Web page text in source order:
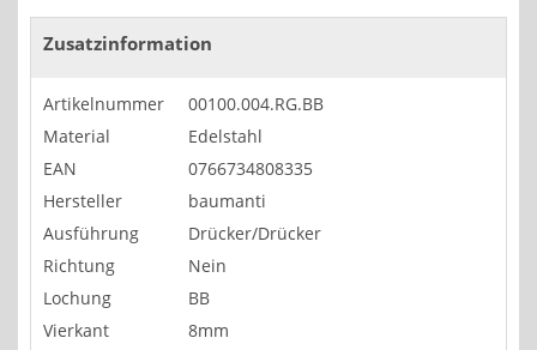
Zusatzinformation
Artikelnummer
00100.004.RG.BB
Material
Edelstahl
EAN
0766734808335
Hersteller
baumanti
Ausführung
Drücker/Drücker
Richtung
Nein
Lochung
BB
Vierkant
8mm